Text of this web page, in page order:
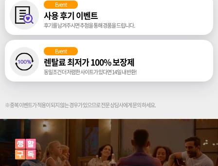
Event
사용 후기 이벤트
후기를 남겨주시면 추첨을 통해 경품을 드립니다.
Event
렌탈료 최저가 100% 보장제
동일조건 더 저렴한 사이트가 있다면 14일 내 반환!
※중복 이벤트가 적용이 되지 않는 경우가 있으므로 전문 상담사에게 문의 하세요.